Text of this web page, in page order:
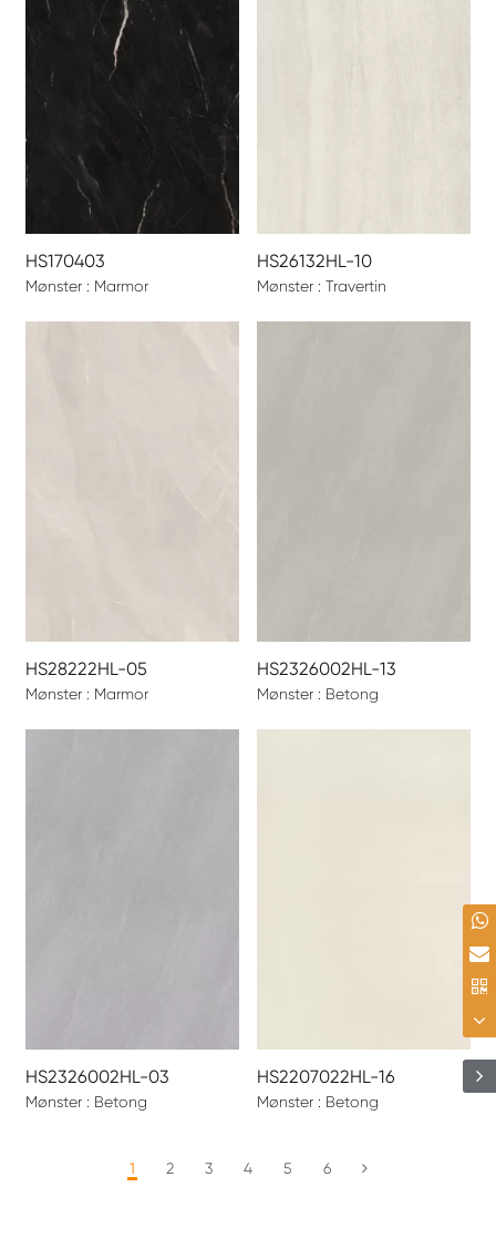
HS170403
Mønster : Marmor
HS26132HL-10
Mønster : Travertin
HS28222HL-05
Mønster : Marmor
HS2326002HL-13
Mønster : Betong
HS2326002HL-03
Mønster : Betong
HS2207022HL-16
Mønster : Betong
1 2 3 4 5 6